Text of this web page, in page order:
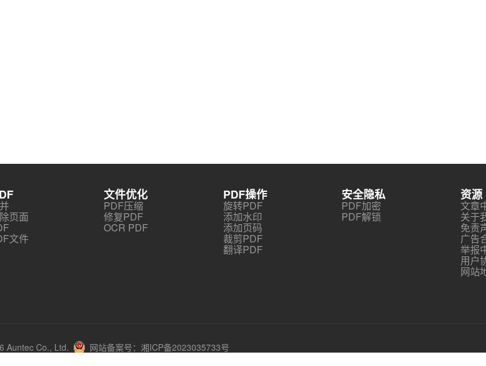
页面
文件
文件优化
PDF压缩
修复PDF
OCR PDF
PDF操作
旋转PDF
添加水印
添加页码
裁剪PDF
翻译PDF
安全隐私
PDF加密
PDF解锁
资源
文章
关于
免责
广告
举报
用户
网站
Auntec Co., Ltd. 网站备案号：湘ICP备2023035733号